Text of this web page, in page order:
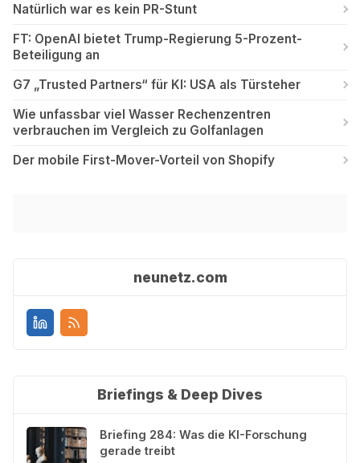
Natürlich war es kein PR-Stunt
FT: OpenAI bietet Trump-Regierung 5-Prozent-
Beteiligung an
G7 „Trusted Partners“ für KI: USA als Türsteher
Wie unfassbar viel Wasser Rechenzentren
verbrauchen im Vergleich zu Golfanlagen
Der mobile First-Mover-Vorteil von Shopify
neunetz.com
Briefings & Deep Dives
Briefing 284: Was die KI-Forschung
gerade treibt